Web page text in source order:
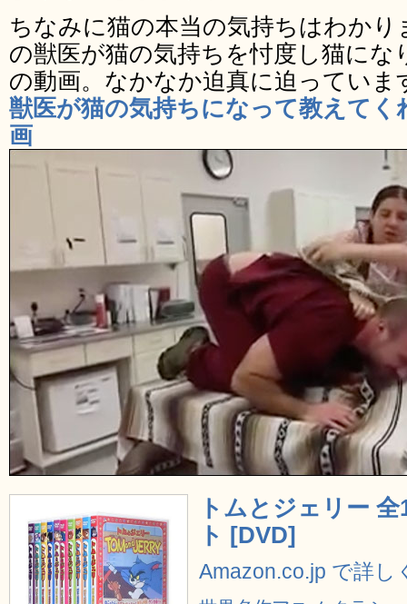
ちなみに猫の本当の気持ちはわか
の獣医が猫の気持ちを忖度し猫に
の動画。なかなか迫真に迫っていま
獣医が猫の気持ちになって教えてく
画
トムとジェリー
ト [DVD]
Amazon.co.jp で詳し